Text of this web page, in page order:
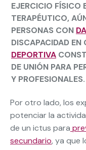
EJERCICIO FÍSICO
TERAPÉUTICO,
PERSONAS CON
DISCAPACIDAD EN
DEPORTIVA
DE UNIÓN PARA
Y PROFESIONALES.
Por otro lado, los
potenciar la
de un ictus para
secundario, ya que